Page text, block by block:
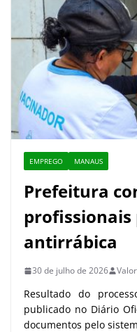
EMPREGO MANAUS
Prefeitura
profissionais
antirrábica
30 de julho de 2026
Resultado do
publicado no Diário
documentos pelo